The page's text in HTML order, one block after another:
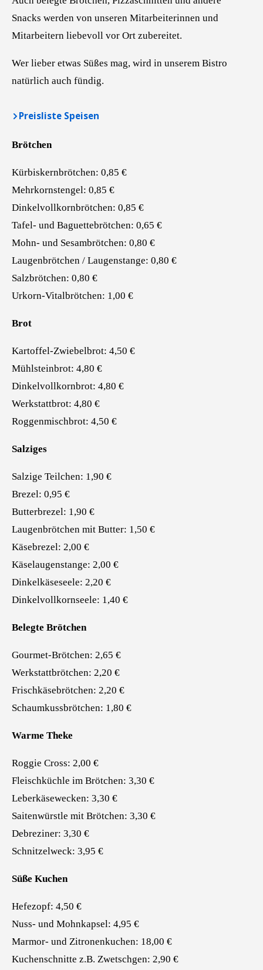
Snacks werden von unseren Mitarbeiterinnen und
Mitarbeitern liebevoll vor Ort zubereitet.
Wer lieber etwas Süßes mag, wird in unserem Bistro
natürlich auch fündig.
Preisliste Speisen
Brötchen
Kürbiskernbrötchen: 0,85 €
Mehrkornstengel: 0,85 €
Dinkelvollkornbrötchen: 0,85 €
Tafel- und Baguettebrötchen: 0,65 €
Mohn- und Sesambrötchen: 0,80 €
Laugenbrötchen / Laugenstange: 0,80 €
Salzbrötchen: 0,80 €
Urkorn-Vitalbrötchen: 1,00 €
Brot
Kartoffel-Zwiebelbrot: 4,50 €
Mühlsteinbrot: 4,80 €
Dinkelvollkornbrot: 4,80 €
Werkstattbrot: 4,80 €
Roggenmischbrot: 4,50 €
Salziges
Salzige Teilchen: 1,90 €
Brezel: 0,95 €
Butterbrezel: 1,90 €
Laugenbrötchen mit Butter: 1,50 €
Käsebrezel: 2,00 €
Käselaugenstange: 2,00 €
Dinkelkäseseele: 2,20 €
Dinkelvollkornseele: 1,40 €
Belegte Brötchen
Gourmet-Brötchen: 2,65 €
Werkstattbrötchen: 2,20 €
Frischkäsebrötchen: 2,20 €
Schaumkussbrötchen: 1,80 €
Warme Theke
Roggie Cross: 2,00 €
Fleischküchle im Brötchen: 3,30 €
Leberkäsewecken: 3,30 €
Saitenwürstle mit Brötchen: 3,30 €
Debreziner: 3,30 €
Schnitzelweck: 3,95 €
Süße Kuchen
Hefezopf: 4,50 €
Nuss- und Mohnkapsel: 4,95 €
Marmor- und Zitronenkuchen: 18,00 €
Kuchenschnitte z.B. Zwetschgen: 2,90 €